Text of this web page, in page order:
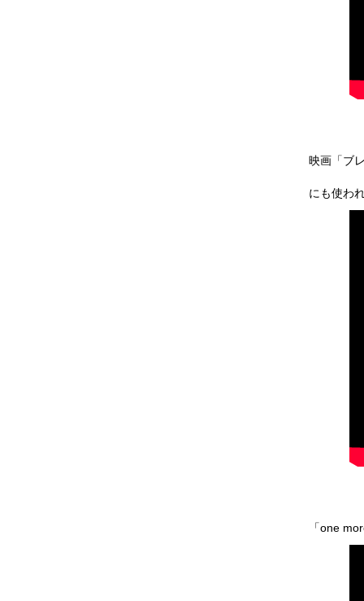
映画「ブ
にも使わ
「one